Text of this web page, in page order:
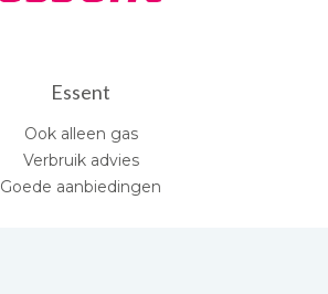
Essent
Ook alleen gas
Verbruik advies
Goede aanbiedingen